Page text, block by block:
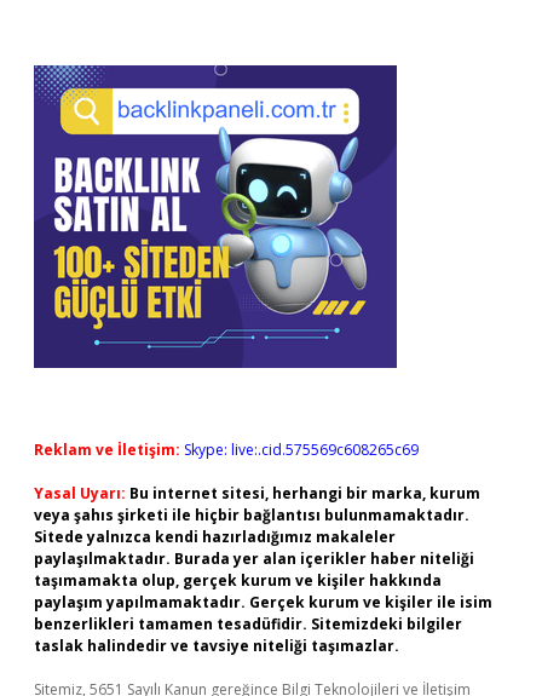
Reklam ve İletişim: Skype: live:.cid.575569c608265c69
Yasal Uyarı: Bu internet sitesi, herhangi bir marka, kurum
veya şahıs şirketi ile hiçbir bağlantısı bulunmamaktadır.
Sitede yalnızca kendi hazırladığımız makaleler
paylaşılmaktadır. Burada yer alan içerikler haber niteliği
taşımamakta olup, gerçek kurum ve kişiler hakkında
paylaşım yapılmamaktadır. Gerçek kurum ve kişiler ile isim
benzerlikleri tamamen tesadüfidir. Sitemizdeki bilgiler
taslak halindedir ve tavsiye niteliği taşımazlar.
Sitemiz, 5651 Sayılı Kanun gereğince Bilgi Teknolojileri ve İletişim